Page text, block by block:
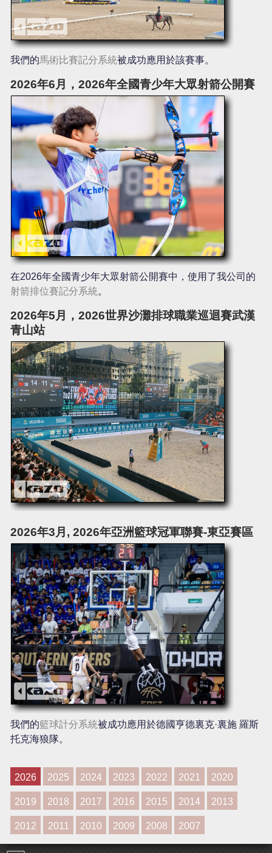
我們的馬術比賽記分系統被成功應用於該賽事。
2026年6月，2026年全國青少年大眾射箭公開賽
在2026年全國青少年大眾射箭公開賽中，使用了我公司的
射箭排位賽記分系統。
2026年5月，2026世界沙灘排球職業巡迴賽武漢
青山站
2026年3月, 2026年亞洲籃球冠軍聯賽-東亞賽區
我們的籃球計分系統被成功應用於德國亨德裏克·裏施 羅斯
托克海狼隊。
2026 2025 2024 2023 2022 2021 2020
2019 2018 2017 2016 2015 2014 2013
2012 2011 2010 2009 2008 2007